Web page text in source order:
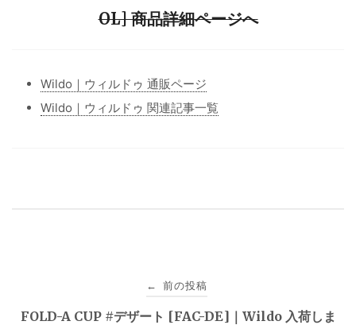
OL] 商品詳細ページへ
Wildo｜ウィルドゥ 通販ページ
Wildo｜ウィルドゥ 関連記事一覧
稿
← 前の投稿
FOLD-A CUP #デザート [FAC-DE]｜Wildo 入荷しま